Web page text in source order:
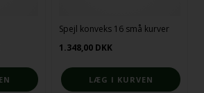
Spejl konveks 16 små kurver
1.348,00 DKK